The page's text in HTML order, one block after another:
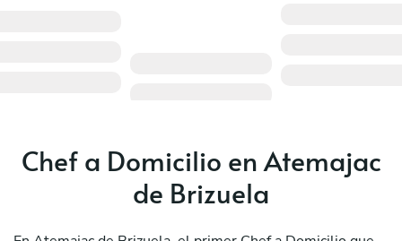
Chef a Domicilio en Atemajac
de Brizuela